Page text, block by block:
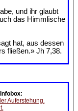
und ihr glaubt
das Himmlische
hat, aus dessen
fließen.» Jh 7,38.
Auferstehung.